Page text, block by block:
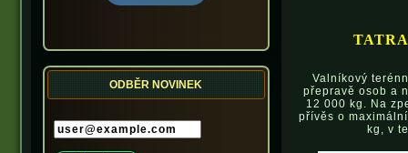
ODBĚR NOVINEK
Valníkový
přepravě osob a
12 000 kg. Na
přívěs o
kg, v